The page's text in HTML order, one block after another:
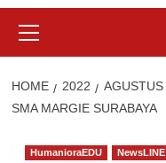
Menu
HOME 2022 AGUSTUS
SMA MARGIE SURABAYA
HumanioraEDU NewsLINE